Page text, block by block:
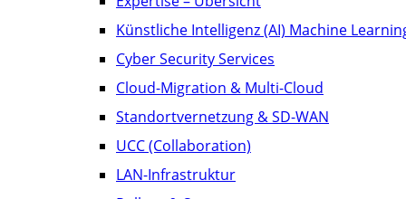
Künstliche Intelligenz (AI) Machine
Cyber Security Services
Cloud-Migration & Multi-Cloud
Standortvernetzung & SD-WAN
UCC (Collaboration)
LAN-Infrastruktur